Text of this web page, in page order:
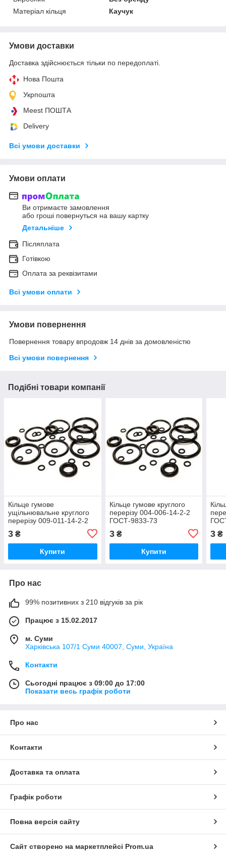
Матеріал кільця
Каучук
Умови доставки
Доставка здійснюється тільки по передоплаті.
Нова Пошта
Укрпошта
Meest ПОШТА
Delivery
Всі умови доставки
Умови оплати
Ви отримаєте замовлення
або гроші повернуться на вашу картку
Детальніше
Післяплата
Готівкою
Оплата за реквізитами
Всі умови оплати
Умови повернення
Повернення товару впродовж 14 днів за домовленістю
Всі умови повернення
Подібні товари компанії
Кільце гумове
ущільнювальне круглого
перерізу 009-011-14-2-2
3 ₴
Купити
Кільце гумове круглого
перерізу 004-006-14-2-2
ГОСТ-9833-73
3₴
Купити
3 ₴
Про нас
99% позитивних з 210 відгуків за рік
Працює з 15.02.2017
м. Суми
Харківська 107/1 Суми 40007, Суми, Україна
Контакти
Сьогодні працює з 09:00 до 17:00
Показати весь графік роботи
Про нас
Контакти
Доставка та оплата
Графік роботи
Повна версія сайту
Сайт створено на маркетплейсі Prom.ua